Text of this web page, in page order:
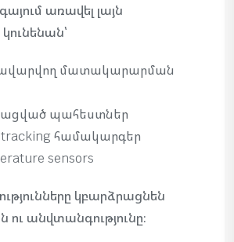
առավել լայն
մատակարարման
պահեստներ
tracking համակարգեր
sensors
կբարձրացնեն
ու անվտանգությունը։